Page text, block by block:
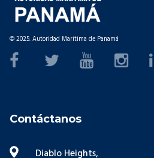
© 2025. Autoridad Marítima de Panamá
Contáctanos
Diablo Heights,